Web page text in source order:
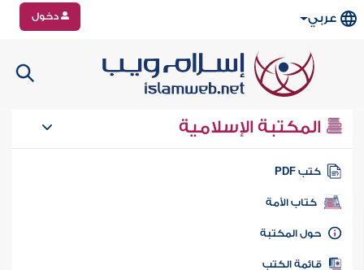
عربي دخول
المكتبة الإسلامية
كتب PDF
كتاب الأمة
المكتبة